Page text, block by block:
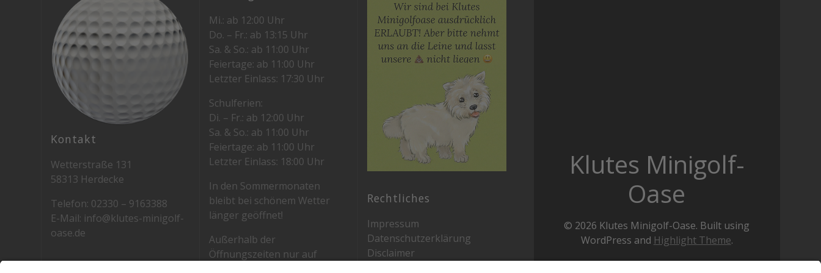
Kontakt
Wetterstraße 131
58313 Herdecke
Telefon: 02330 – 9163388
E-Mail: info@klutes-minigolf-
oase.de
Mi.: ab 12:00 Uhr
Do. – Fr.: ab 13:15 Uhr
Sa. & So.: ab 11:00 Uhr
Feiertage: ab 11:00 Uhr
Letzter Einlass: 17:30 Uhr
Schulferien:
Di. – Fr.: ab 12:00 Uhr
Sa. & So.: ab 11:00 Uhr
Feiertage: ab 11:00 Uhr
Letzter Einlass: 18:00 Uhr
In den Sommermonaten
bleibt bei schönem Wetter
länger geöffnet!
Außerhalb der
Öffnungszeiten nur auf
Rechtliches
Impressum
Datenschutzerklärung
Disclaimer
Klutes Minigolf-
Oase
© 2026 Klutes Minigolf-Oase. Built using
WordPress and Highlight Theme.